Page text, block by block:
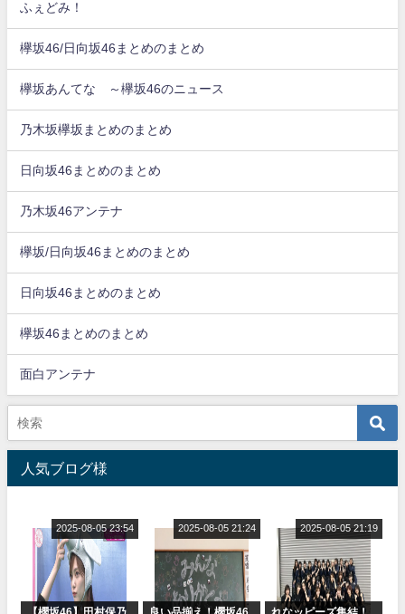
ふぇどみ！
欅坂46/日向坂46まとめのまとめ
欅坂あんてな ～欅坂46のニュース
乃木坂欅坂まとめのまとめ
日向坂46まとめのまとめ
乃木坂46アンテナ
欅坂/日向坂46まとめのまとめ
日向坂46まとめのまとめ
欅坂46まとめのまとめ
面白アンテナ
人気ブログ様
2025-08-05 23:54 2025-08-05 21:24 2025-08-05 21:19